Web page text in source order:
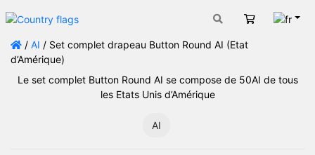
Panier
/ AI / Set complet drapeau Button Round AI (Etat
d’Amérique)
Le set complet Button Round AI se compose de 50AI de tous
les Etats Unis d’Amérique
AI